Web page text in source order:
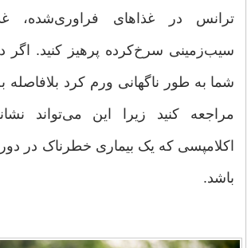
ترانس در غذاهای فراوری‌شده،
سیب‌زمینی سرخ‌کرده پرهیز کنید.
شما به طور ناگهانی ورم کرد
مراجعه کنید زیرا این می‌تواند
اکلامپسی که یک بیماری خطرناک در
باشد.